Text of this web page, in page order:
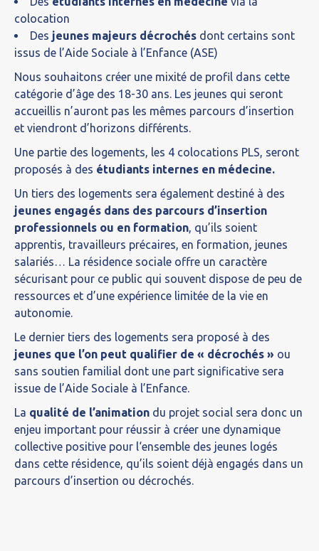
colocation
Des jeunes majeurs décrochés dont certains sont
issus de l’Aide Sociale à l’Enfance (ASE)
Nous souhaitons créer une mixité de profil dans cette
catégorie d’âge des 18-30 ans. Les jeunes qui seront
accueillis n’auront pas les mêmes parcours d’insertion
et viendront d’horizons différents.
Une partie des logements, les 4 colocations PLS, seront
proposés à des étudiants internes en médecine.
Un tiers des logements sera également destiné à des
jeunes engagés dans des parcours d’insertion
professionnels ou en formation, qu’ils soient
apprentis, travailleurs précaires, en formation, jeunes
salariés… La résidence sociale offre un caractère
sécurisant pour ce public qui souvent dispose de peu de
ressources et d’une expérience limitée de la vie en
autonomie.
Le dernier tiers des logements sera proposé à des
jeunes que l’on peut qualifier de « décrochés » ou
sans soutien familial dont une part significative sera
issue de l’Aide Sociale à l’Enfance.
La qualité de l’animation du projet social sera donc un
enjeu important pour réussir à créer une dynamique
collective positive pour l‘ensemble des jeunes logés
dans cette résidence, qu’ils soient déjà engagés dans un
parcours d’insertion ou décrochés.